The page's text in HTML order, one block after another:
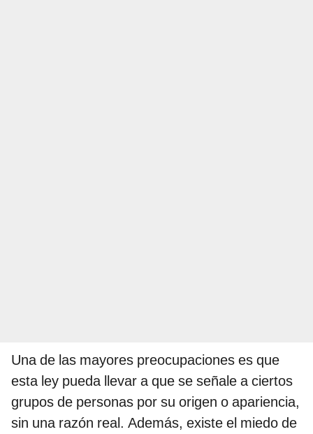
Una de las mayores preocupaciones es que
esta ley pueda llevar a que se señale a ciertos
grupos de personas por su origen o apariencia,
sin una razón real. Además, existe el miedo de